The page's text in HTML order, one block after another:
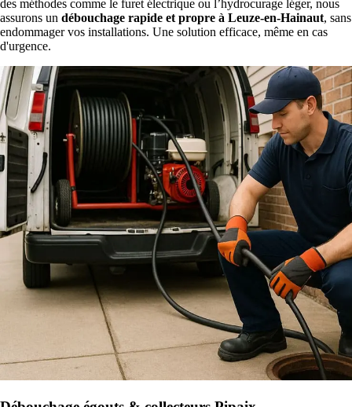
des méthodes comme le furet électrique ou l’hydrocurage léger, nous
assurons un débouchage rapide et propre à Leuze-en-Hainaut, sans
endommager vos installations. Une solution efficace, même en cas
d'urgence.